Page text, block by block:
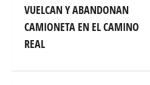
a
c
VUELCAN Y ABANDONAN
CAMIONETA EN EL CAMINO
REAL